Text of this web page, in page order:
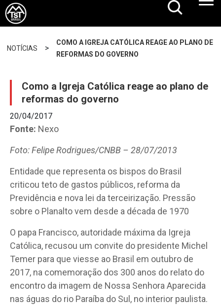
NOTÍCIAS >
COMO A IGREJA CATÓLICA REAGE AO PLANO DE
REFORMAS DO GOVERNO
Como a Igreja Católica reage ao plano de
reformas do governo
20/04/2017
Fonte: Nexo
Foto: Felipe Rodrigues/CNBB – 28/07/2013
Entidade que representa os bispos do Brasil
criticou teto de gastos públicos, reforma da
Previdência e nova lei da terceirização. Pressão
sobre o Planalto vem desde a década de 1970
O papa Francisco, autoridade máxima da Igreja
Católica, recusou um convite do presidente Michel
Temer para que viesse ao Brasil em outubro de
2017, na comemoração dos 300 anos do relato do
encontro da imagem de Nossa Senhora Aparecida
nas águas do rio Paraíba do Sul, no interior paulista.